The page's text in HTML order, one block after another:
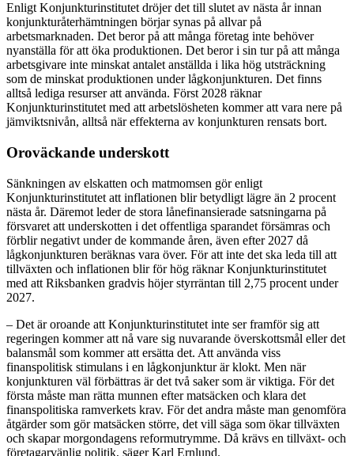
Enligt Konjunkturinstitutet dröjer det till slutet av nästa år innan
konjunkturåterhämtningen börjar synas på allvar på
arbetsmarknaden. Det beror på att många företag inte behöver
nyanställa för att öka produktionen. Det beror i sin tur på att många
arbetsgivare inte minskat antalet anställda i lika hög utsträckning
som de minskat produktionen under lågkonjunkturen. Det finns
alltså lediga resurser att använda. Först 2028 räknar
Konjunkturinstitutet med att arbetslösheten kommer att vara nere på
jämviktsnivån, alltså när effekterna av konjunkturen rensats bort.
Oroväckande underskott
Sänkningen av elskatten och matmomsen gör enligt
Konjunkturinstitutet att inflationen blir betydligt lägre än 2 procent
nästa år. Däremot leder de stora lånefinansierade satsningarna på
försvaret att underskotten i det offentliga sparandet försämras och
förblir negativt under de kommande åren, även efter 2027 då
lågkonjunkturen beräknas vara över. För att inte det ska leda till att
tillväxten och inflationen blir för hög räknar Konjunkturinstitutet
med att Riksbanken gradvis höjer styrräntan till 2,75 procent under
2027.
– Det är oroande att Konjunkturinstitutet inte ser framför sig att
regeringen kommer att nå vare sig nuvarande överskottsmål eller det
balansmål som kommer att ersätta det. Att använda viss
finanspolitisk stimulans i en lågkonjunktur är klokt. Men när
konjunkturen väl förbättras är det två saker som är viktiga. För det
första måste man rätta munnen efter matsäcken och klara det
finanspolitiska ramverkets krav. För det andra måste man genomföra
åtgärder som gör matsäcken större, det vill säga som ökar tillväxten
och skapar morgondagens reformutrymme. Då krävs en tillväxt- och
företagarvänlig politik, sägerKarl Ernlund.